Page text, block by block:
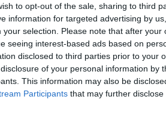
to opt-out of the sale, sharing to third
information for targeted advertising by
your selection. Please note that after
seeing interest-based ads based on
disclosed to third parties prior to your
of your personal information by
This information may also be
Participants that may further